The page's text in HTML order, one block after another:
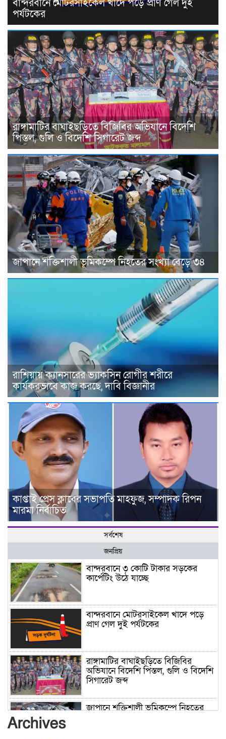
বান্দরবানে মোটরসাইকেল খাদে পড়ে প্রাণ গেল দুই
পর্যটকের
রাঙ্গামাটির বাঘাইছড়িতে বিজিবির অভিযানে বিদেশি
পিস্তল, গুলি ও বিদেশি সিগারেট জব্দ
জাপানে শক্তিশালী ভূমিকম্পে নিহতের সংখ্যা বেড়ে ৩৪
রাশিয়ায় ক্যানসারের ভ্যাকসিন রোগীর শরীরে
কার্যকরভাবে কাজ করছে, দাবি বিজ্ঞানীর
কাপ্তাই প্রেস ক্লাবের সভাপতি মাহফুজ, সম্পাদক রিপন
মারমা নির্বাচিত
সর্বশেষ
জনপ্রিয়
বান্দরবানে ৩ কোটি টাকার সড়কের
কার্পেটিং উঠে যাচ্ছে
বান্দরবানে মোটরসাইকেল খাদে পড়ে
প্রাণ গেল দুই পর্যটকের
রাঙ্গামাটির বাঘাইছড়িতে বিজিবির
অভিযানে বিদেশি পিস্তল, গুলি ও বিদেশি
সিগারেট জব্দ
জাপানে শক্তিশালী ভূমিকম্পে নিহতের
Archives